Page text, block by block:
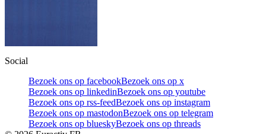
Social
Bezoek ons op facebookBezoek ons op x
Bezoek ons op linkedinBezoek ons op youtube
Bezoek ons op rss-feedBezoek ons op instagram
Bezoek ons op mastodonBezoek ons op telegram
Bezoek ons op blueskyBezoek ons op threads